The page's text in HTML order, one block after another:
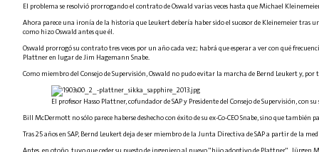
El problema se resolvió prorrogando el contrato de Oswald varias veces hasta que Michael
Ahora parece una ironía de la historia que Leukert debería haber sido el sucesor de Kleinemeier
como hizo Oswald antes que él.
Oswald prorrogó su contrato tres veces por un año cada vez; habrá que esperar a ver con qué
Plattner en lugar de Jim Hagemann Snabe.
Como miembro del Consejo de Supervisión, Oswald no pudo evitar la marcha de Bernd Leukert y,
El profesor Hasso Plattner, cofundador de SAP y Presidente del Consejo de Supervisión,
Bill McDermott no sólo parece haberse deshecho con éxito de su ex-Co-CEO Snabe, sino que
Tras 25 años en SAP, Bernd Leukert deja de ser miembro de la Junta Directiva de SAP a partir de la